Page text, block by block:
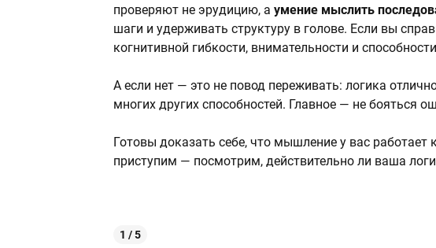
проверяют не эрудицию, а умение мыслить
шаги и удерживать структуру в голове. Если вы
когнитивной гибкости, внимательности и
А если нет — это не повод переживать: логика
многих других способностей. Главное — не бояться
Готовы доказать себе, что мышление у вас
приступим — посмотрим, действительно ли ваша
1 / 5